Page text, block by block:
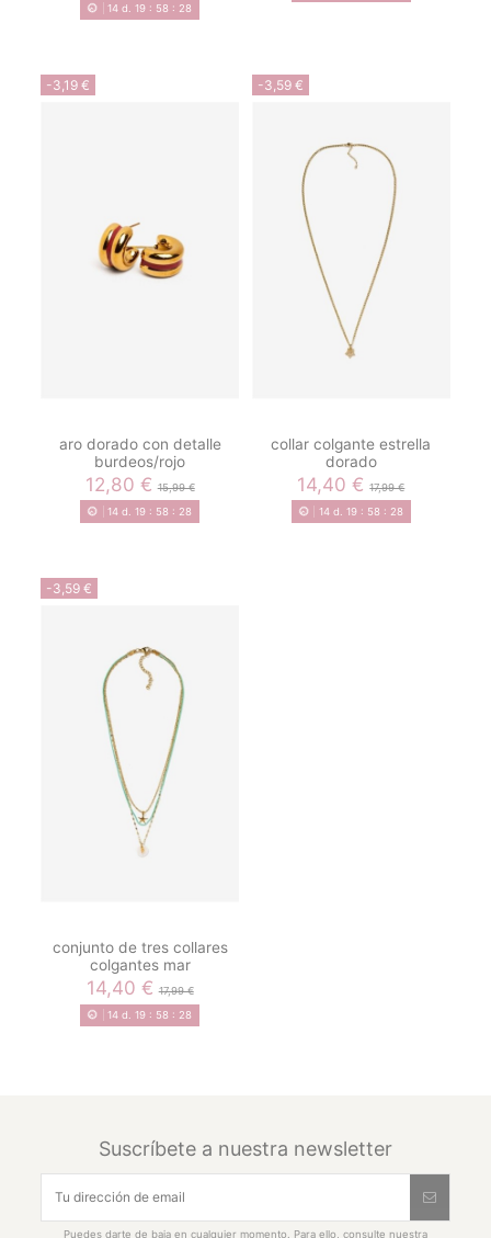
14 d. 19 : 58 : 28
-3,19 €
aro dorado con detalle
burdeos/rojo
12,80 €15,99 €
14 d. 19 : 58 : 28
-3,59 €
collar colgante estrella
dorado
14,40 €17,99 €
14d. 19: 58 : 28
-3,59 €
conjunto de tres collares
colgantes mar
14,40 €17,99 €
14 d. 19 : 58 : 28
Suscríbete a nuestra newsletter
Puedes darte de baja en cualquier momento. Para ello, consulte nuestra